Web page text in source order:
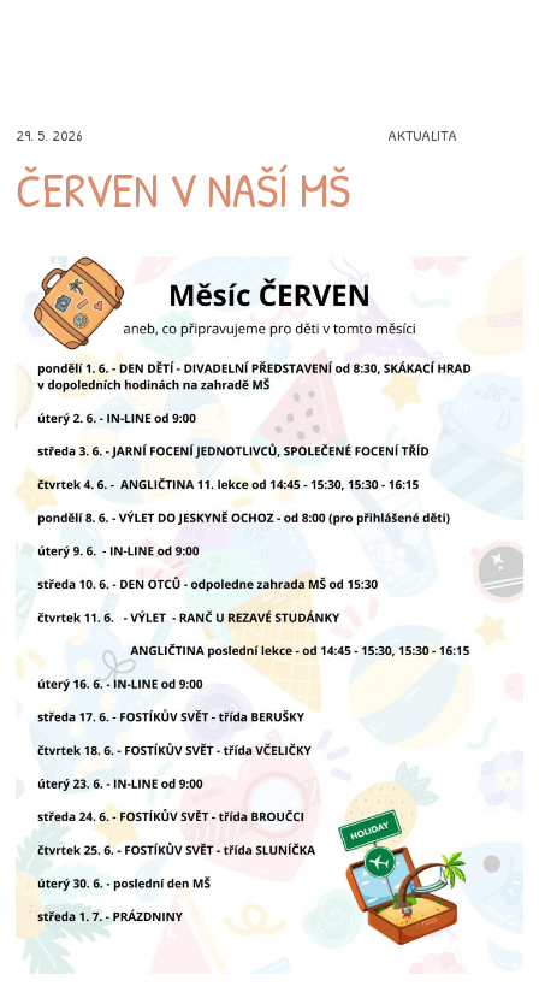
29. 5. 2026 AKTUALITA
ČERVEN V NAŠÍ MŠ